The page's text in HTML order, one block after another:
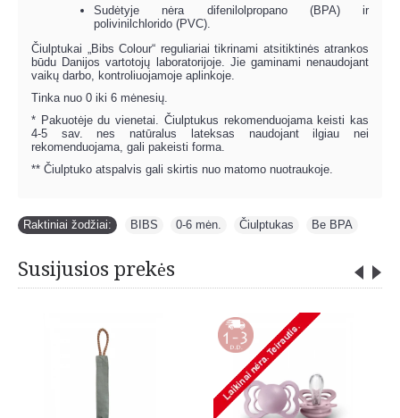
Sudėtyje nėra difenilolpropano (BPA) ir
polivinilchlorido (PVC).
Čiulptukai „Bibs Colour“ reguliariai tikrinami atsitiktinės atrankos
būdu Danijos vartotojų laboratorijoje. Jie gaminami nenaudojant
vaikų darbo, kontroliuojamoje aplinkoje.
Tinka nuo 0 iki 6 mėnesių.
* Pakuotėje du vienetai. Čiulptukus rekomenduojama keisti kas
4-5 sav. nes natūralus lateksas naudojant ilgiau nei
rekomenduojama, gali pakeisti forma.
** Čiulptuko atspalvis gali skirtis nuo matomo nuotraukoje.
Raktiniai žodžiai: BIBS 0-6 mėn. Čiulptukas Be BPA
Susijusios prekės